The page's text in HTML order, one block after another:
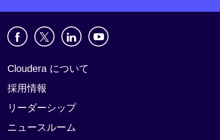
Cloudera について
採用情報
リーダーシップ
ニュースルーム